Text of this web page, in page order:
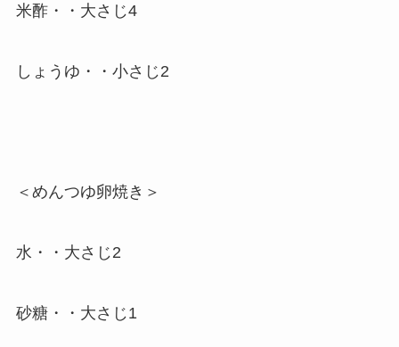
米酢・・大さじ4
しょうゆ・・小さじ2
＜めんつゆ卵焼き＞
水・・大さじ2
砂糖・・大さじ1